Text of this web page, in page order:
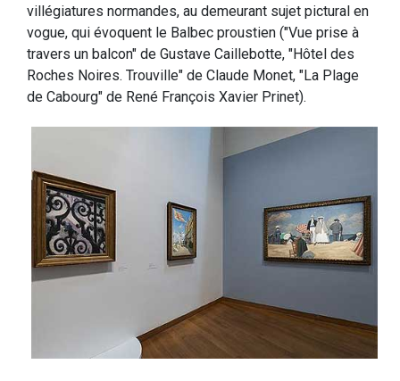
villégiatures normandes, au demeurant sujet pictural en
vogue, qui évoquent le Balbec proustien ("Vue prise à
travers un balcon" de Gustave Caillebotte, "Hôtel des
Roches Noires. Trouville" de Claude Monet, "La Plage
de Cabourg" de René François Xavier Prinet).